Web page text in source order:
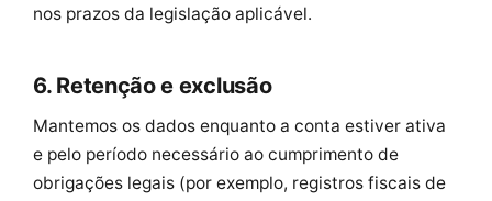
nos prazos da legislação aplicável.
6. Retenção e exclusão
Mantemos os dados enquanto a conta estiver ativa
e pelo período necessário ao cumprimento de
obrigações legais (por exemplo, registros fiscais de